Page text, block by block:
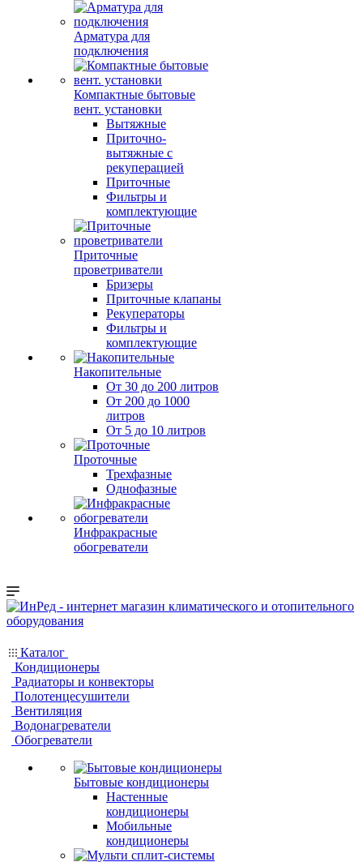
Арматура для
подключения
Компактные бытовые
вент. установки
Вытяжные
Приточно-
вытяжные с
рекуперацией
Приточные
Фильтры и
комплектующие
Приточные
проветриватели
Бризеры
Приточные клапаны
Рекуператоры
Фильтры и
комплектующие
Накопительные
От 30 до 200 литров
От 200 до 1000
литров
От 5 до 10 литров
Проточные
Трехфазные
Однофазные
Инфракрасные
обогреватели
Каталог
Кондиционеры
Радиаторы и конвекторы
Полотенцесушители
Вентиляция
Водонагреватели
Обогреватели
Бытовые кондиционеры
Настенные
кондиционеры
Мобильные
кондиционеры